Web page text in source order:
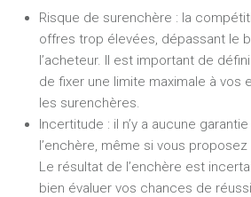
Risque de surenchère : la
offres trop élevées, dépassant le
l’acheteur. Il est important de
de fixer une limite maximale à vos
les surenchères.
Incertitude : il n’y a aucune
l’enchère, même si vous
Le résultat de l’enchère est
bien évaluer vos chances de